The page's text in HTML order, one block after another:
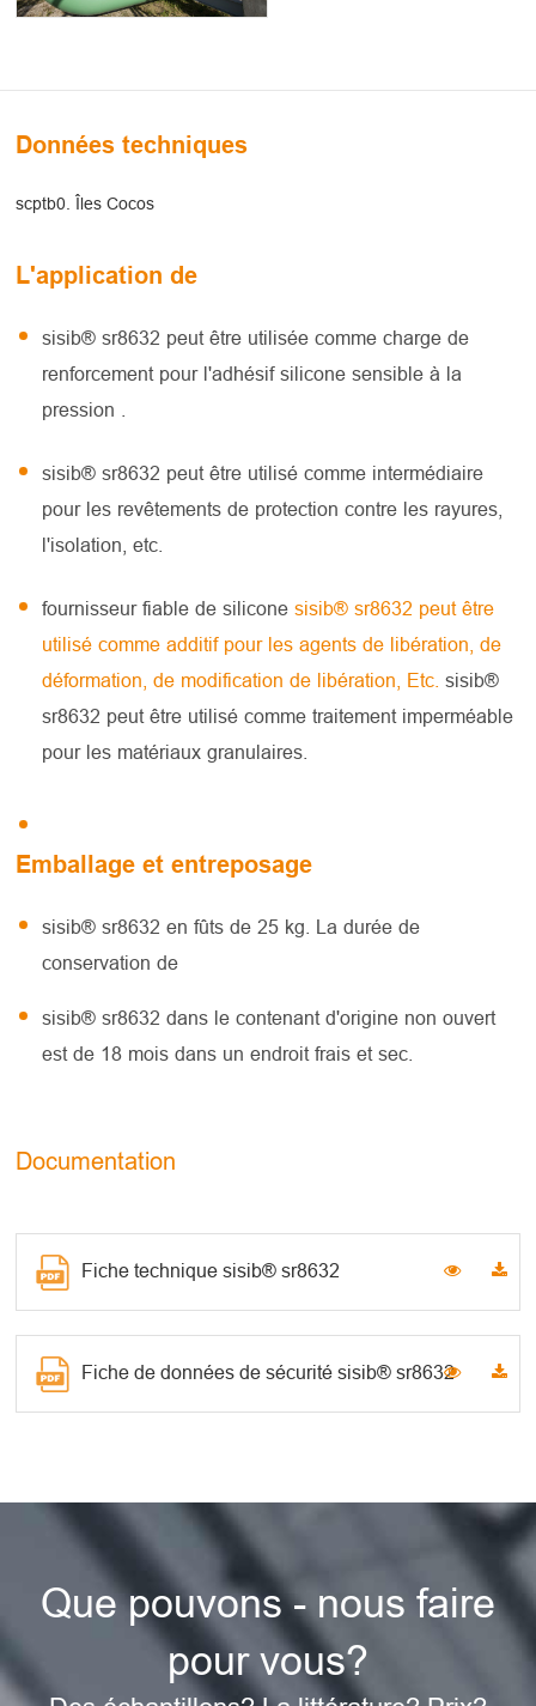
Données techniques
scptb0. Îles Cocos
L'application de
sisib® sr8632 peut être utilisée comme charge de
renforcement pour l'adhésif silicone sensible à la
pression
sisib® sr8632 peut être utilisé comme intermédiaire
pour les revêtements de protection contre les rayures,
l'isolation, etc.
fournisseur fiable de siliconesisib® sr8632 peut être
utilisé comme additif pour les agents de libération, de
déformation, de modification de libération, Etc.sisib®
sr8632 peut être utilisé comme traitement imperméable
pour les matériaux granulaires.
Emballage et entreposage
sisib® sr8632 en fûts de 25 kg. La durée de
conservation de
sisib® sr8632 dans le contenant d'origine non ouvert
est de 18 mois dans un endroit frais et sec.
Documentation
Fiche technique sisib® sr8632
Fiche de données de sécurité sisib® sr8632
Que pouvons - nous faire
pour vous?